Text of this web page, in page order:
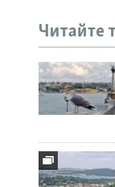
Читайте